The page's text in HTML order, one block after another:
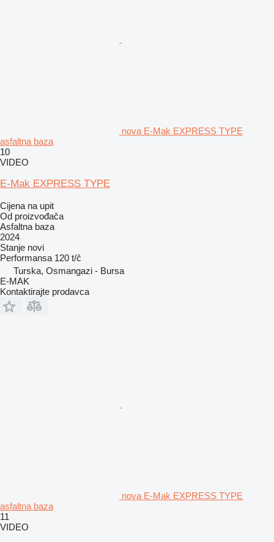
nova E-Mak EXPRESS TYPE
asfaltna baza
10
VIDEO
E-Mak EXPRESS TYPE
Cijena na upit
Od proizvođača
Asfaltna baza
2024
Stanje novi
Performansa 120 t/č
Turska, Osmangazi - Bursa
E-MAK
Kontaktirajte prodavca
nova E-Mak EXPRESS TYPE
asfaltna baza
11
VIDEO